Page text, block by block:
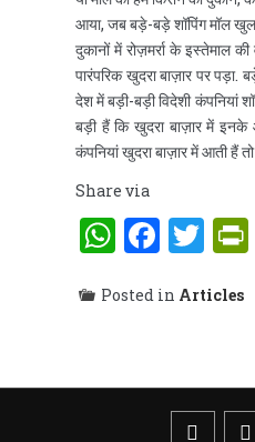
आया, जब बड़े-बड़े शॉपिंग मॉल
दुकानों में रोज़मर्रा के इस्तेमाल
पारंपरिक खुदरा बाज़ार पर
देश में बड़ी-बड़ी विदेशी कंपनियां
बड़ी हैं कि खुदरा बाज़ार में
कंपनियां खुदरा बाज़ार में आती हैं तो
Share via
Posted in Articles